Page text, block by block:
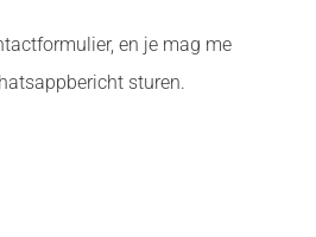
en je mag me
sturen.